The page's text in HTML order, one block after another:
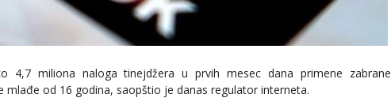
4,7 miliona naloga tinejdžera u prvih mesec dana primene zabrane
mlađe od 16 godina, saopštio je danas regulator interneta.